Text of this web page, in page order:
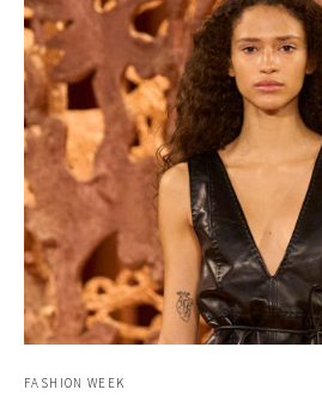
FASHION WEEK